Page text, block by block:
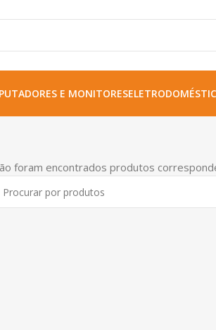
E MONITORES
foram encontrados produtos